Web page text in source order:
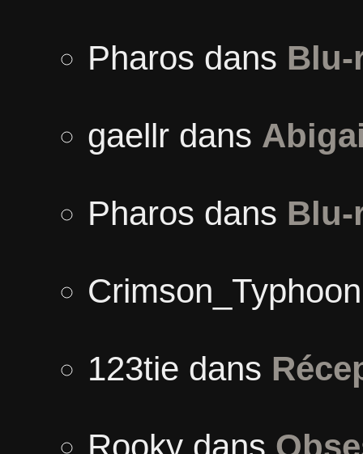
Pharos dans Blu-
gaellrdans
Pharos dans Blu-
Crimson_Typhoon
123tie dans
Rookydans